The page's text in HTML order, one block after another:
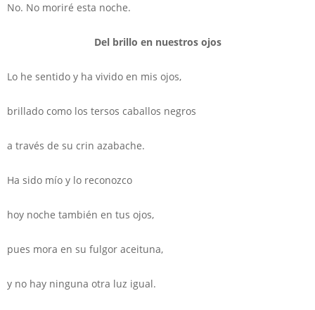
No. No moriré esta noche.
Del brillo en nuestros ojos
Lo he sentido y ha vivido en mis ojos,
brillado como los tersos caballos negros
a través de su crin azabache.
Ha sido mío y lo reconozco
hoy noche también en tus ojos,
pues mora en su fulgor aceituna,
y no hay ninguna otra luz igual.